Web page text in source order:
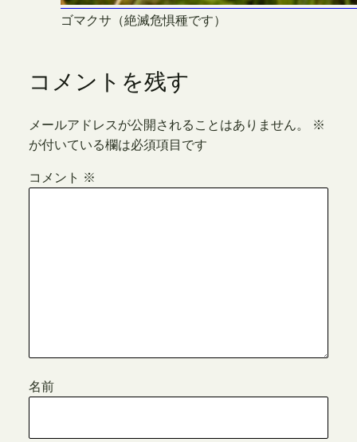
ゴマクサ（絶滅危惧種です）
コメントを残す
メールアドレスが公開されることはありません。
※
が付いている欄は必須項目です
コメント ※
名前